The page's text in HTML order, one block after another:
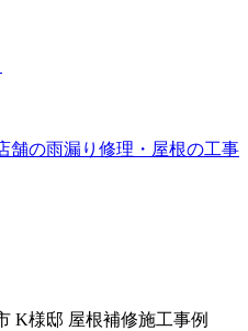
K様邸 屋根補修施工事例